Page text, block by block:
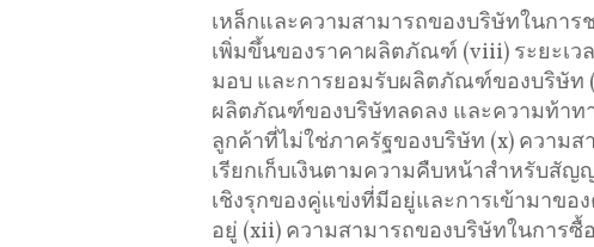
เหล็กและความสามารถของบริษัทในการ
เพิ่มขึ้นของราคาผลิตภัณฑ์ (viii) ระยะเว
มอบ และการยอมรับผลิตภัณฑ์ของบริษัท
ผลิตภัณฑ์ของบริษัทลดลง และความท้าท
ลูกค้าที่ไม่ใช่ภาครัฐของบริษัท (x) ความ
เรียกเก็บเงินตามความคืบหน้าสําหรับสั
เชิงรุกของคู่แข่งที่มีอยู่และการเข้ามาข
อยู่ (xii) ความสามารถของบริษัทในการ